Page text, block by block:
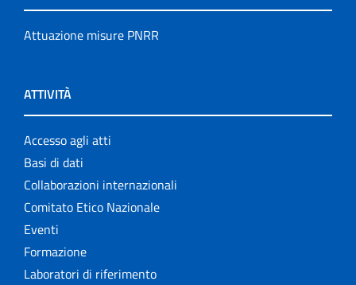
Attuazione misure PNRR
ATTIVITÀ
Accesso agli atti
Basi di dati
Collaborazioni internazionali
Comitato Etico Nazionale
Eventi
Formazione
Laboratori di riferimento